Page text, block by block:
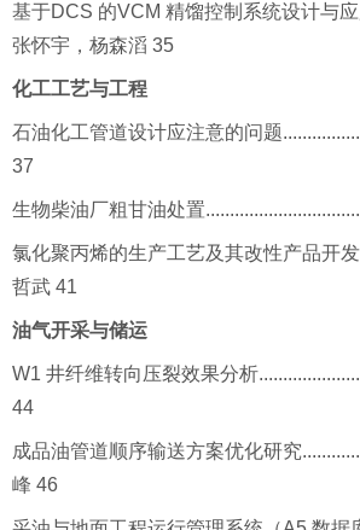
基于DCS 的VCM 精馏控制系统设计与应
张怀宇，杨森滔 35
化工工艺与工程
石油化工管道设计应注意的问题
37
生物柴油厂粗甘油处置
氯化聚丙烯的生产工艺及其改性产品开发
哲武 41
油气开采与储运
W1 井纤维转向压裂效果分析
44
成品油管道顺序输送方案优化研究
峰 46